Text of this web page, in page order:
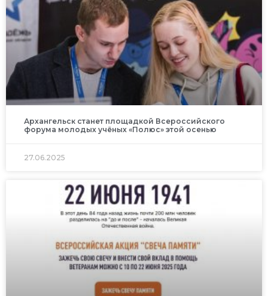
Архангельск станет площадкой Всероссийского
форума молодых учёных «Полюс» этой осенью
27.06.2025